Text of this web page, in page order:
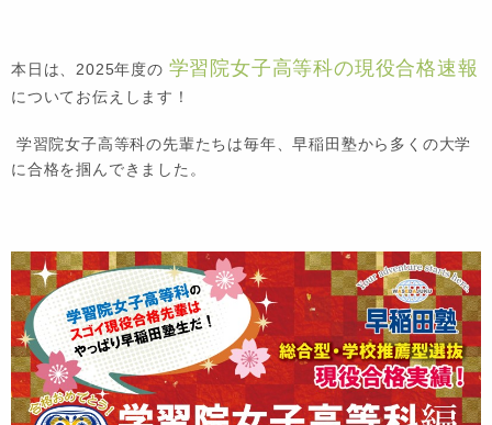
本日は、2025年度の 学習院女子高等科の現役合格速報
についてお伝えします！
学習院女子高等科の先輩たちは毎年、早稲田塾から多くの大学
に合格を掴んできました。